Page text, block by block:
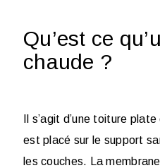
Qu’est ce
chaude ?
Il s’agit d’une toiture
est placé sur le support
les couches. La